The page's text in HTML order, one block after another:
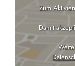
Zum
Damit